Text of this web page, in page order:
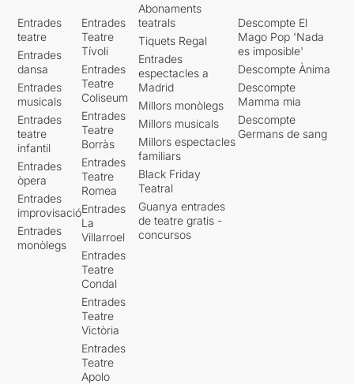
Entrades
teatre
Entrades
dansa
Entrades
musicals
Entrades
teatre
infantil
Entrades
òpera
Entrades
improvisació
Entrades
monòlegs
Entrades
Teatre
Tívoli
Entrades
Teatre
Coliseum
Entrades
Teatre
Borràs
Entrades
Teatre
Romea
Entrades
La
Villarroel
Entrades
Teatre
Condal
Entrades
Teatre
Victòria
Entrades
Teatre
Apolo
Abonaments
teatrals
Tiquets Regal
Entrades
espectacles a
Madrid
Millors monòlegs
Millors musicals
Millors espectacles
familiars
Black Friday
Teatral
Guanya entrades
de teatre gratis -
concursos
Descompte El
Mago Pop 'Nada
es imposible'
Descompte Ànima
Descompte
Mamma mia
Descompte
Germans de sang